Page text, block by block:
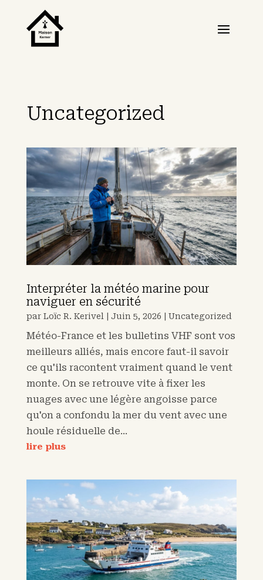
Uncategorized
Interpréter la météo marine pour
naviguer en sécurité
par Loïc R. Kerivel Juin 5, 2026 Uncategorized
Météo-France et les bulletins VHF sont vos
meilleurs alliés, mais encore faut-il savoir
ce qu'ils racontent vraiment quand le vent
monte. On se retrouve vite à fixer les
nuages avec une légère angoisse parce
qu'on a confondu la mer du vent avec une
houle résiduelle de...
lire plus